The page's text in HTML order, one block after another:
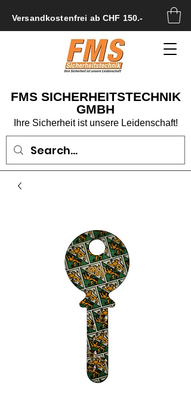
FMS SICHERHEITSTECHNIK
GMBH
Ihre Sicherheit ist unsere Leidenschaft!
Versandkostenfrei ab CHF 150.-